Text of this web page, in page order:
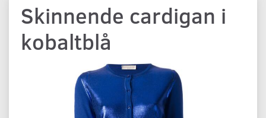
Skinnende cardigan i
kobaltblå